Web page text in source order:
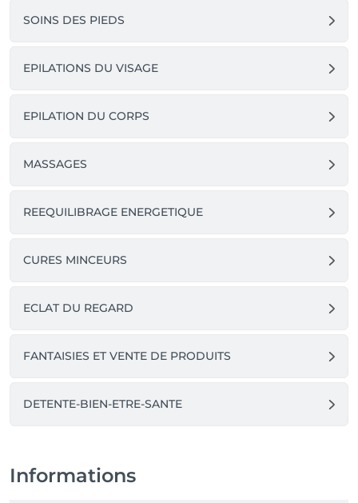
SOINS DES PIEDS
EPILATIONS DU VISAGE
EPILATION DU CORPS
MASSAGES
REEQUILIBRAGE ENERGETIQUE
CURES MINCEURS
ECLAT DU REGARD
FANTAISIES ET VENTE DE PRODUITS
DETENTE-BIEN-ETRE-SANTE
Informations